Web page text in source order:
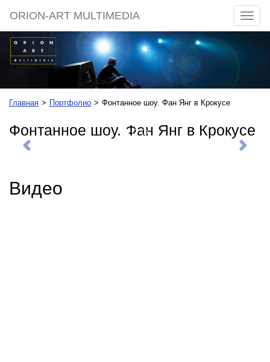
меню
ORION-ART MULTIMEDIA
Главная Портфолио Фонтанное шоу. Фан Янг в Крокусе
Фонтанное шоу. Фан Янг в Крокусе
Предыдущее
Видео